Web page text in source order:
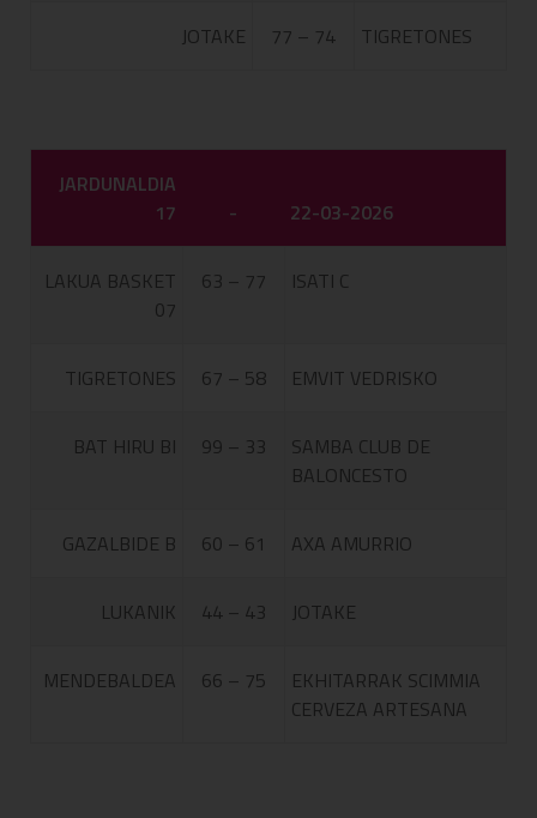
JOTAKE 77 – 74 TIGRETONES
JARDUNALDIA
17
- 22-03-2026
LAKUA BASKET
07
63 – 77 ISATI C
TIGRETONES 67 – 58 EMVIT VEDRISKO
BAT HIRU BI 99 – 33
SAMBA CLUB DE
BALONCESTO
GAZALBIDE B 60 – 61 AXA AMURRIO
LUKANIK 44 – 43 JOTAKE
MENDEBALDEA 66 – 75
EKHITARRAK SCIMMIA
CERVEZA ARTESANA